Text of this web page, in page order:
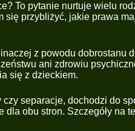
To pytanie nurtuje wielu
przybliżyć, jakie prawa
z powodu
ani zdrowiu
się z dzieckiem.
separacje, dochodzi do
obu stron. Szczegóły na